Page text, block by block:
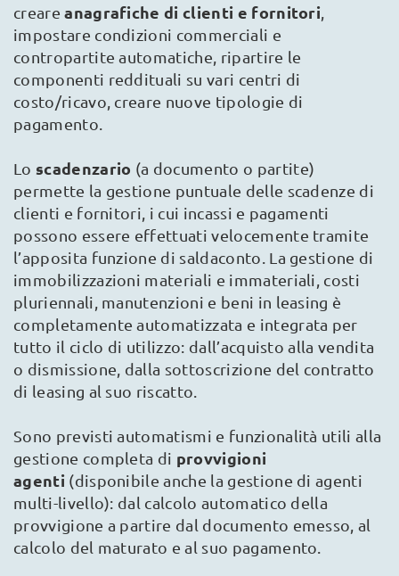
creareanagrafiche di clienti e fornitori
impostare condizioni commerciali e
contropartite automatiche, ripartire le
componenti reddituali su vari centri di
costo/ricavo, creare nuove tipologie di
pagamento.
Lo scadenzario (a documento o partite)
permette la gestione puntuale delle scadenze di
clienti e fornitori, i cui incassi e pagamenti
possono essere effettuati velocemente tramite
l’apposita funzione di saldaconto. La gestione di
immobilizzazioni materiali e immateriali, costi
pluriennali, manutenzioni e beni in leasing è
completamente automatizzata e integrata per
tutto il ciclo di utilizzo: dall’acquisto alla vendita
o dismissione, dalla sottoscrizione del contratto
di leasing al suo riscatto.
Sono previsti automatismi e funzionalità utili alla
gestione completa di provvigioni
agenti (disponibile anche la gestione di agenti
multi-livello): dal calcolo automatico della
provvigione a partire dal documento emesso, al
calcolo del maturato e al suo pagamento.